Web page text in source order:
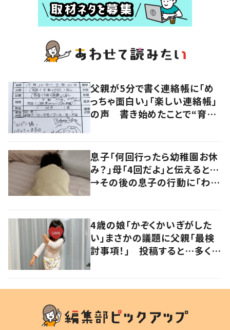
父親が5分で書く連絡帳に「め
っちゃ面白い」「楽しい連絡帳」
の声 書き始めたことで“育児
息子「何回行ったら幼稚園お休
み？」母「4回だよ」と伝えると…
→その後の息子の行動に「わか
4歳の娘「かぞくかいぎがした
い」まさかの議題に父親「最検
討事項！」 投稿すると…多くの